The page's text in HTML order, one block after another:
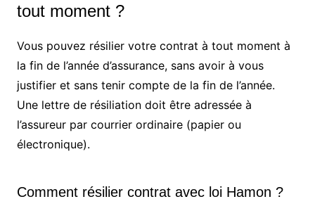
tout moment ?
Vous pouvez résilier votre contrat à tout moment à
la fin de l’année d’assurance, sans avoir à vous
justifier et sans tenir compte de la fin de l’année.
Une lettre de résiliation doit être adressée à
l’assureur par courrier ordinaire (papier ou
électronique).
Comment résilier contrat avec loi Hamon ?